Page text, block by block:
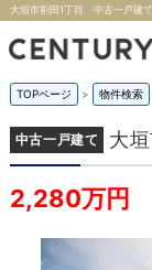
TOPページ > 物件検索
中古一戸建て 大
2,280万円